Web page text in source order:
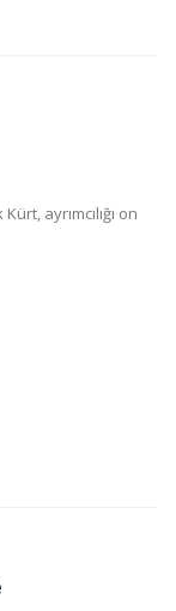
ayrımcılığı on